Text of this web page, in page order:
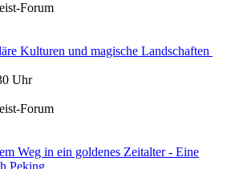
Forum
Kulturen und magische Landschaften
Uhr
Forum
Weg in ein goldenes Zeitalter - Eine
Peking